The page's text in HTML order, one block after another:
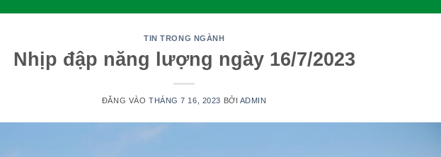
TIN TRONG NGÀNH
Nhịp đập năng lượng ngày 16/7/2023
ĐĂNG VÀO THÁNG 7 16, 2023 BỞI ADMIN